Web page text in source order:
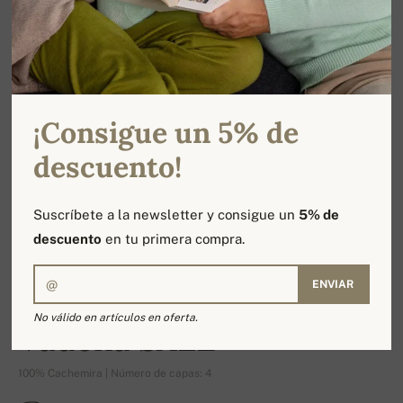
-16%
Vadena SALE
100% Cachemira | Número de capas: 4
¡Consigue un 5% de
descuento!
Suscríbete a la newsletter y consigue un5% de
descuento en tu primera compra.
ENVIAR
No válido en artículos en oferta.